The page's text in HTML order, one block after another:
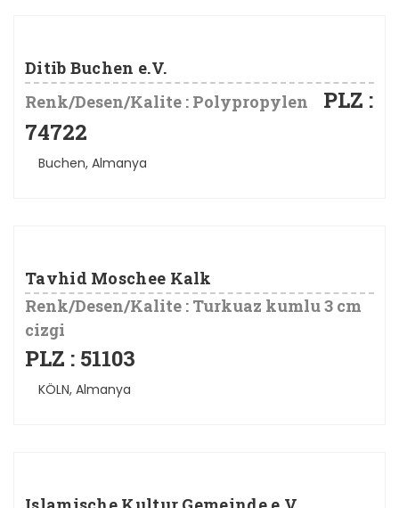
Ditib Buchen e.V.
Renk/Desen/Kalite : Polypropylen
PLZ :
74722
Buchen, Almanya
Tavhid Moschee Kalk
Renk/Desen/Kalite : Turkuaz kumlu 3 cm
cizgi
PLZ : 51103
KÖLN, Almanya